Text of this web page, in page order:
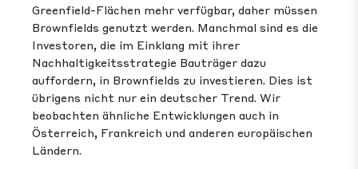
Greenfield-Flächen mehr verfügbar, daher müssen
Brownfields genutzt werden. Manchmal sind es die
Investoren, die im Einklang mit ihrer
Nachhaltigkeitsstrategie Bauträger dazu
auffordern, in Brownfields zu investieren. Dies ist
übrigens nicht nur ein deutscher Trend. Wir
beobachten ähnliche Entwicklungen auch in
Österreich, Frankreich und anderen europäischen
Ländern.